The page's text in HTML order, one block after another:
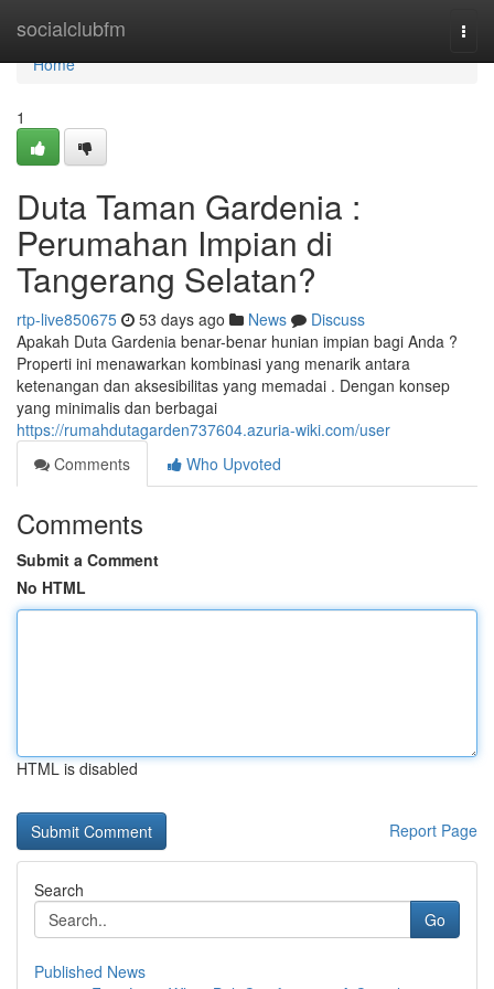
socialclubfm
Home
Home
1
Duta Taman Gardenia :
Perumahan Impian di
Tangerang Selatan?
rtp-live850675 53 days ago News
Discuss
Apakah Duta Gardenia benar-benar hunian impian bagi Anda ?
Properti ini menawarkan kombinasi yang menarik antara
ketenangan dan aksesibilitas yang memadai . Dengan konsep
yang minimalis dan berbagai
https://rumahdutagarden737604.azuria-wiki.com/user
Comments
Who Upvoted
Comments
Submit a Comment
No HTML
HTML is disabled
Report Page
Search
Go
Published News